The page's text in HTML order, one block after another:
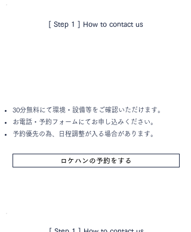
[ Step 1 ] How to contact us
30分無料にて環境・設備等をご確認いただけます。
お電話・予約フォームにてお申し込みください。
予約優先の為、日程調整が入る場合があります。
ロケハンの予約をする